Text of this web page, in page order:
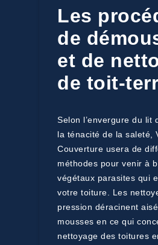
Les
de
et de
de toit-
Selon l’envergure du lit
la ténacité de la saleté,
Couverture usera de
méthodes pour venir à
végétaux parasites qui
votre toiture. Les
pression déracinent
mousses en ce qui
nettoyage des toitures